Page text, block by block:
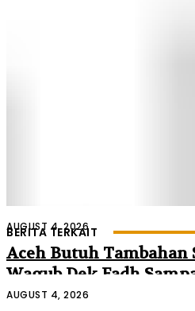
BERITA TERKAIT
AUGUST 4, 2026
Aceh Butuh Tambahan
Wagub Dek Fadh
Mendagri dan
AUGUST 4, 2026